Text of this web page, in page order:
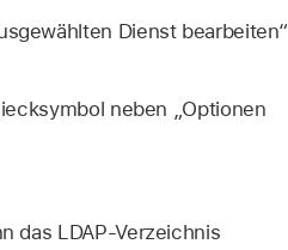
Dienst bearbeiten“
neben „Optionen
das LDAP-Verzeichnis